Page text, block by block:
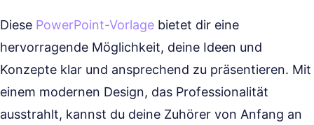
Diese PowerPoint-Vorlage bietet dir eine
hervorragende Möglichkeit, deine Ideen und
Konzepte klar und ansprechend zu präsentieren. Mit
einem modernen Design, das Professionalität
ausstrahlt, kannst du deine Zuhörer von Anfang an